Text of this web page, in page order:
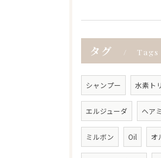
タグ Tags
シャンプー 水素ト
エルジューダ ヘア
ミルボン Oil オ